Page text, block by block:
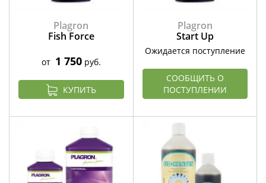
Plagron
Fish Force
от 1 750руб.
КУПИТЬ
Plagron
Start Up
Ожидается поступление
СООБЩИТЬ О
ПОСТУПЛЕНИИ